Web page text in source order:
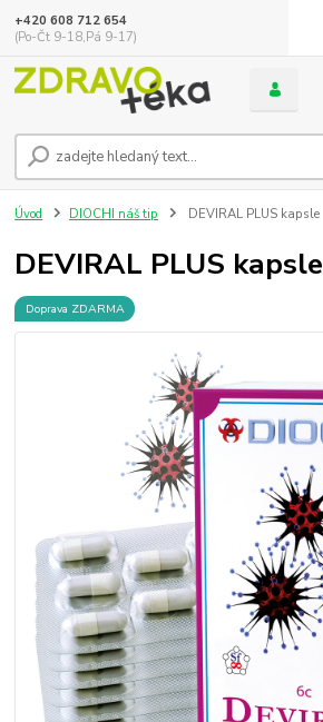
+420 608 712 654
(Po-Čt 9-18,Pá 9-17)
Úvod DIOCHI náš tip DEVIRAL PLUS kapsle
DEVIRAL PLUS kapsle
Doprava ZDARMA